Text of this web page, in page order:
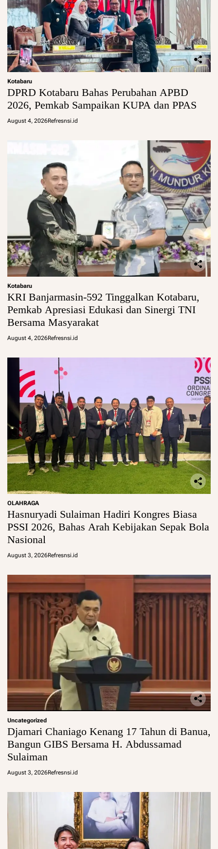
Kotabaru
DPRD Kotabaru Bahas Perubahan APBD
2026, Pemkab Sampaikan KUPA dan PPAS
August 4, 2026Refresnsi.id
Kotabaru
KRI Banjarmasin-592 Tinggalkan Kotabaru,
Pemkab Apresiasi Edukasi dan Sinergi TNI
Bersama Masyarakat
August 4, 2026Refresnsi.id
OLAHRAGA
Hasnuryadi Sulaiman Hadiri Kongres Biasa
PSSI 2026, Bahas Arah Kebijakan Sepak Bola
Nasional
August 3, 2026Refresnsi.id
Uncategorized
Djamari Chaniago Kenang 17 Tahun di Banua,
Bangun GIBS Bersama H. Abdussamad
Sulaiman
August 3, 2026Refresnsi.id